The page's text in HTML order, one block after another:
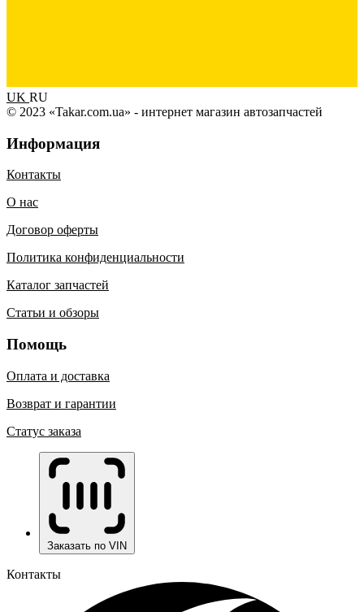
UK RU
© 2023 «Takar.com.ua» - интернет магазин автозапчастей
Информация
Контакты
О нас
Договор оферты
Политика конфиденциальности
Каталог запчастей
Статьи и обзоры
Помощь
Оплата и доставка
Возврат и гарантии
Статус заказа
Заказать по VIN
Контакты